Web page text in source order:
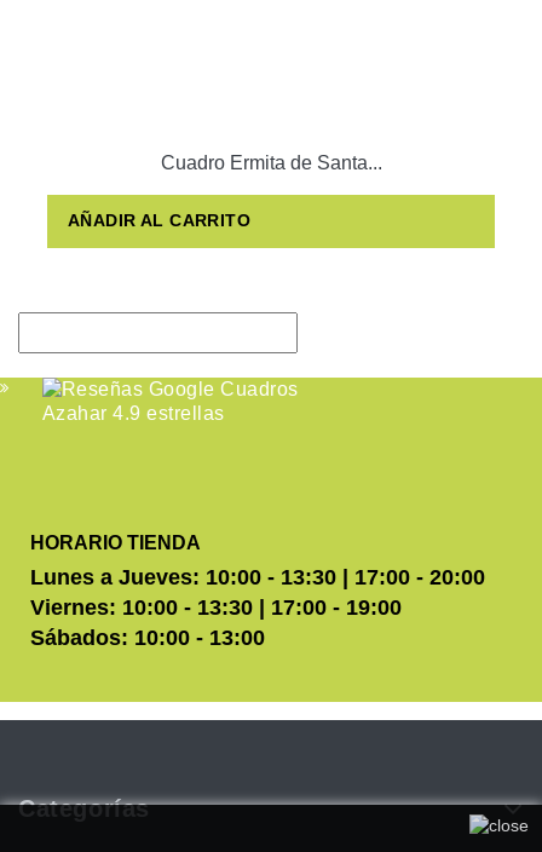
Cuadro Ermita de Santa...
AÑADIR AL CARRITO
HORARIO TIENDA
Lunes a Jueves: 10:00 - 13:30 | 17:00 - 20:00
Viernes: 10:00 - 13:30 | 17:00 - 19:00
Sábados: 10:00 - 13:00
Categorías
Utilizamos cookies propias y de terceros para mejorar